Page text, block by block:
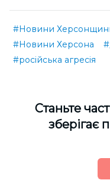
#Новини
#Новини Херсона
#російська агресія
Cтаньте
зберігає